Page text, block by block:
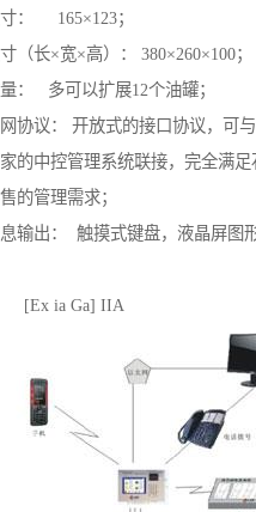
： 165×123；
（长×宽×高）： 380×260×100；
： 多可以扩展12个油罐；
协议： 开放式的接口协议，可
的中控管理系统联接，完全满
的管理需求；
输出： 触摸式键盘，液晶屏图
[Ex ia Ga] IIA